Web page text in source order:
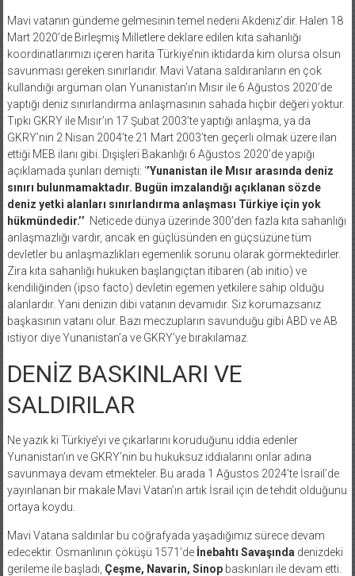
Mavi vatanın gündeme gelmesinin temel nedeni Akdeniz’dir. Halen 18
Mart 2020’de Birleşmiş Milletlere deklare edilen kıta sahanlığı
koordinatlarımızı içeren harita Türkiye’nin iktidarda kim olursa olsun
savunması gereken sınırlarıdır. Mavi Vatana saldıranların en çok
kullandığı argüman olan Yunanistan’ın Mısır ile 6 Ağustos 2020’de
yaptığı deniz sınırlandırma anlaşmasının sahada hiçbir değeri yoktur.
Tıpkı GKRY ile Mısır’ın 17 Şubat 2003’te yaptığı anlaşma, ya da
GKRY’nin 2 Nisan 2004’te 21 Mart 2003’ten geçerli olmak üzere ilan
ettiği MEB ilanı gibi. Dışişleri Bakanlığı 6 Ağustos 2020’de yapığı
açıklamada şunları demişti: ‘’Yunanistan ile Mısır arasında deniz
sınırı bulunmamaktadır. Bugün imzalandığı açıklanan sözde
deniz yetki alanları sınırlandırma anlaşması Türkiye için yok
hükmündedir.’’ Neticede dünya üzerinde 300’den fazla kıta sahanlığı
anlaşmazlığı vardır, ancak en güçlüsünden en güçsüzüne tüm
devletler bu anlaşmazlıkları egemenlik sorunu olarak görmektedirler.
Zira kıta sahanlığı hukuken başlangıçtan itibaren (ab initio) ve
kendiliğinden (ipso facto) devletin egemen yetkilere sahip olduğu
alanlardır. Yani denizin dibi vatanın devamıdır. Siz korumazsanız
başkasının vatanı olur. Bazı meczupların savunduğu gibi ABD ve AB
istiyor diye Yunanistan’a ve GKRY’ye bırakılamaz.
DENİZ BASKINLARI VE
SALDIRILAR
Ne yazık ki Türkiye’yi ve çıkarlarını koruduğunu iddia edenler
Yunanistan’ın ve GKRY’nin bu hukuksuz iddialarını onlar adına
savunmaya devam etmekteler. Bu arada 1 Ağustos 2024’te İsrail’de
yayınlanan bir makale Mavi Vatan’ın artık İsrail için de tehdit olduğunu
ortaya koydu.
Mavi Vatana saldırılar bu coğrafyada yaşadığımız sürece devam
edecektir. Osmanlının çöküşü 1571’de İnebahtı Savaşında denizdeki
gerileme ile başladı, Çeşme, Navarin, Sinopbaskınları ile devam etti.